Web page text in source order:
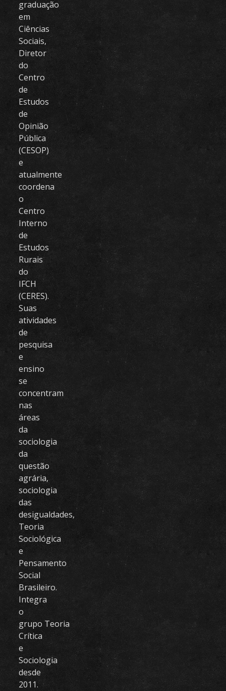
graduação
em
Ciências
Sociais,
Diretor
do
Centro
de
Estudos
de
Opinião
Pública
(CESOP)
e
atualmente
coordena
o
Centro
Interno
de
Estudos
Rurais
do
IFCH
(CERES).
Suas
atividades
de
pesquisa
e
ensino
se
concentram
nas
áreas
da
sociologia
da
questão
agrária,
sociologia
das
desigualdades,
Teoria
Sociológica
e
Pensamento
Social
Brasileiro.
Integra
o
grupo Teoria
Crítica
e
Sociologia
desde
2011.